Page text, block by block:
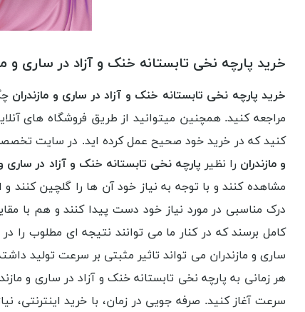
خرید پارچه نخی تابستانه خنک و آزاد در ساری و
خرید پارچه نخی تابستانه خنک و آزاد در ساری و مازندران
مراجعه کنید. همچنین میتوانید از طریق فروشگاه های
کنید که در خرید خود صحیح عمل کرده اید. در سایت تخصصی
و مازندران را نظیر پارچه نخی تابستانه خنک و آزاد در ساری و
مشاهده کنند و با توجه به نیاز خود آن ها را گلچین کنند و
درک مناسبی در مورد نیاز خود دست پیدا کنند و هم با
کامل برسند که در کنار ما می توانند نتیجه ای مطلوب را در
ساری و مازندران می تواند تاثیر مثبتی بر سرعت تولید
هر زمانی به پارچه نخی تابستانه خنک و آزاد در ساری و
سرعت آغاز کنید. صرفه جویی در زمان، با خرید اینترنتی،